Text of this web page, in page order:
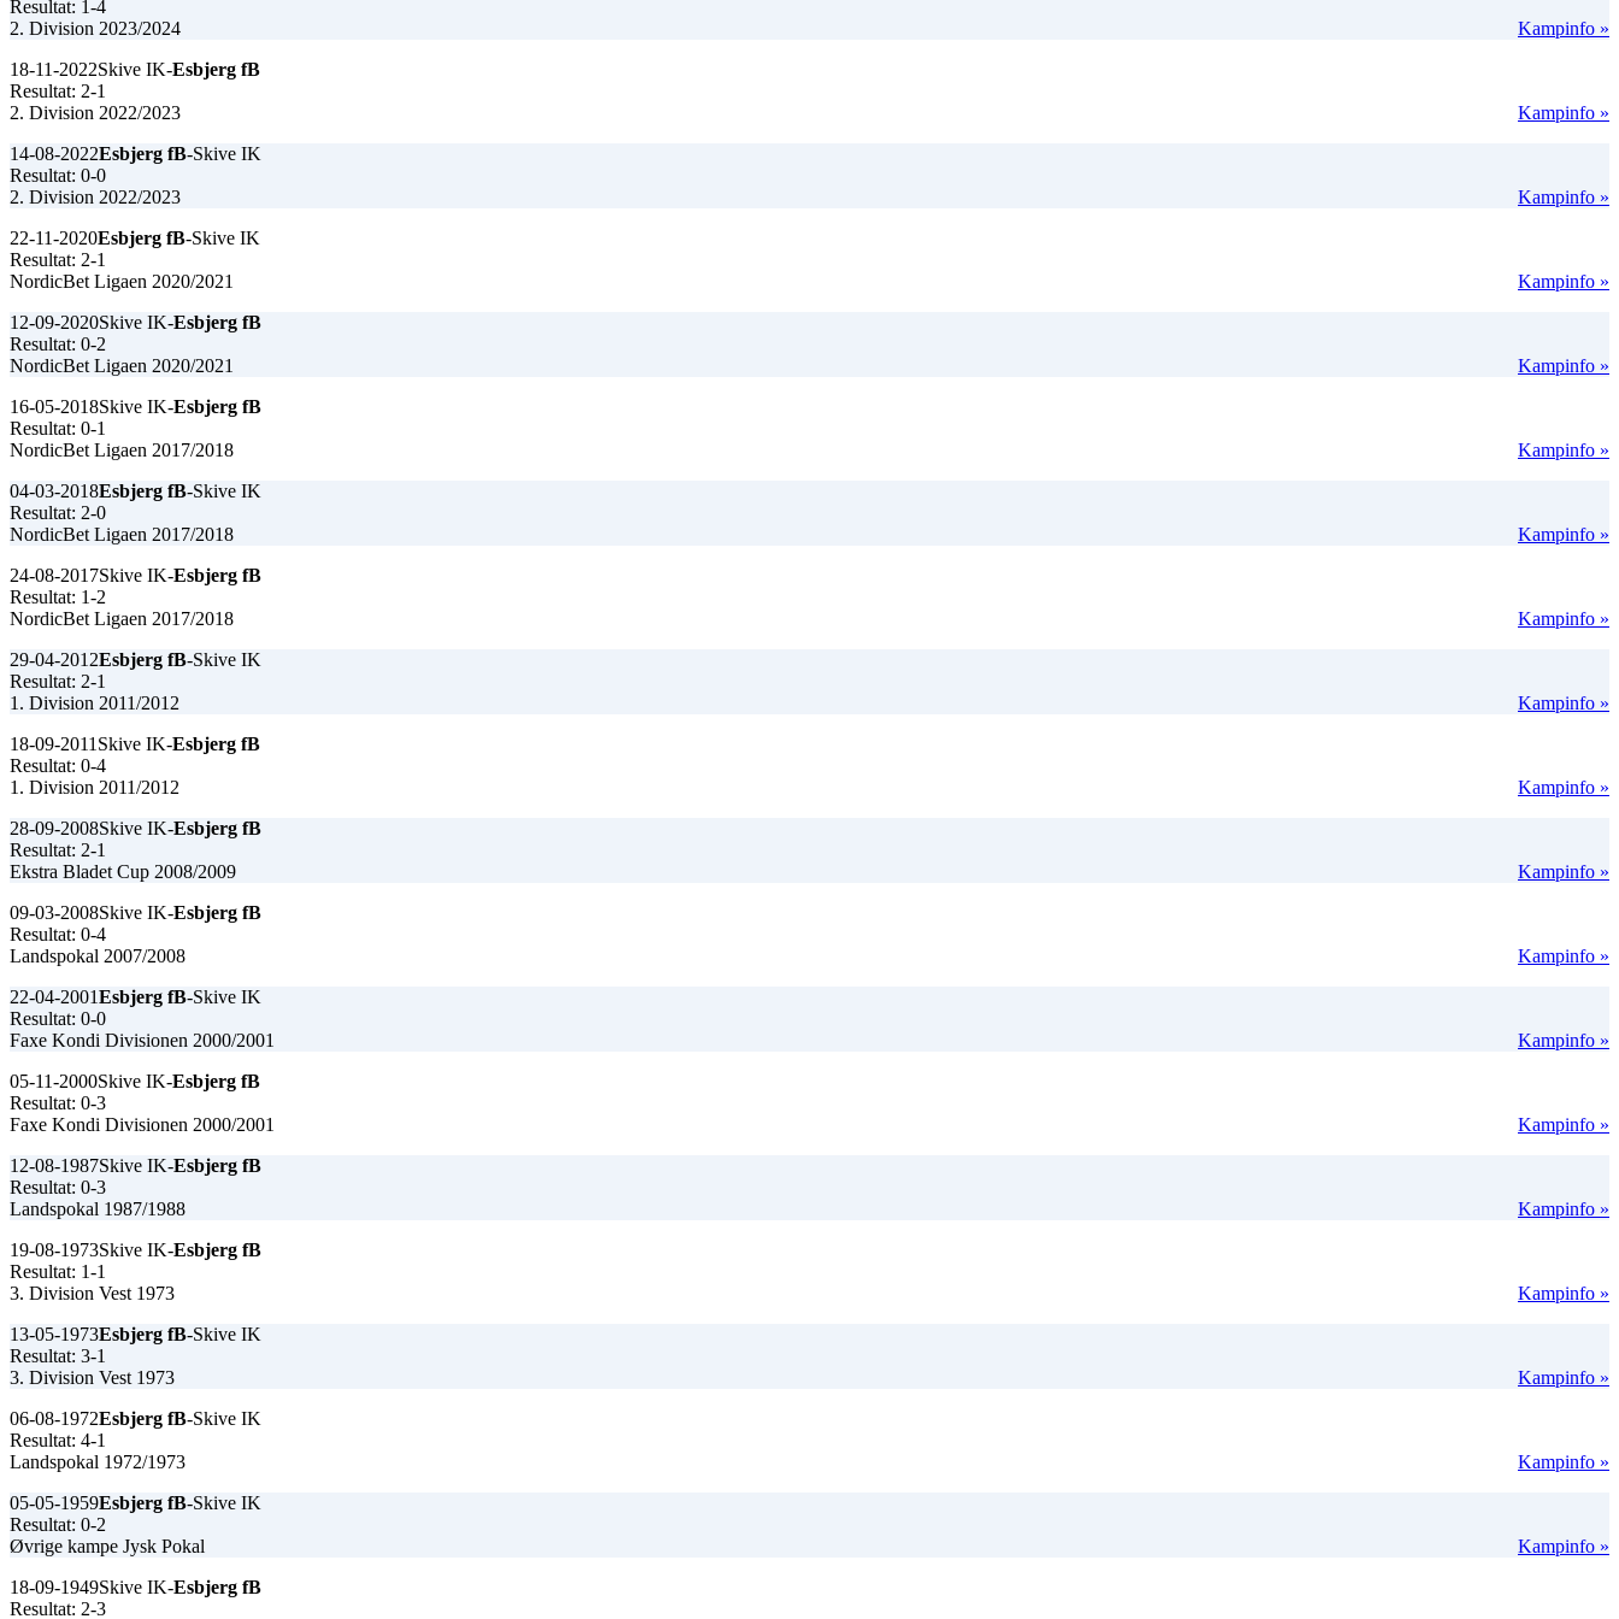
Resultat: 1-4
2. Division 2023/2024
Kampinfo »
18-11-2022Skive IK-Esbjerg fB
Resultat: 2-1
2. Division 2022/2023
Kampinfo »
14-08-2022Esbjerg fB-Skive IK
Resultat: 0-0
2. Division 2022/2023
Kampinfo »
22-11-2020Esbjerg fB-Skive IK
Resultat: 2-1
NordicBet Ligaen 2020/2021
Kampinfo »
12-09-2020Skive IK-Esbjerg fB
Resultat: 0-2
NordicBet Ligaen 2020/2021
Kampinfo »
16-05-2018Skive IK-Esbjerg fB
Resultat: 0-1
NordicBet Ligaen 2017/2018
Kampinfo »
04-03-2018Esbjerg fB-Skive IK
Resultat: 2-0
NordicBet Ligaen 2017/2018
Kampinfo »
24-08-2017Skive IK-Esbjerg fB
Resultat: 1-2
NordicBet Ligaen 2017/2018
Kampinfo »
29-04-2012Esbjerg fB-Skive IK
Resultat: 2-1
1. Division 2011/2012
Kampinfo »
18-09-2011 Skive IK-Esbjerg fB
Resultat: 0-4
1. Division 2011/2012
Kampinfo »
28-09-2008Skive IK-Esbjerg fB
Resultat: 2-1
Ekstra Bladet Cup 2008/2009
Kampinfo »
09-03-2008Skive IK-Esbjerg fB
Resultat: 0-4
Landspokal 2007/2008
Kampinfo »
22-04-2001Esbjerg fB-Skive IK
Resultat: 0-0
Faxe Kondi Divisionen 2000/2001
Kampinfo »
05-11-2000Skive IK-Esbjerg fB
Resultat: 0-3
Faxe Kondi Divisionen 2000/2001
Kampinfo »
12-08-1987Skive IK-Esbjerg fB
Resultat: 0-3
Landspokal 1987/1988
Kampinfo »
19-08-1973Skive IK-Esbjerg fB
Resultat: 1-1
3. Division Vest 1973
Kampinfo »
13-05-1973Esbjerg fB-Skive IK
Resultat: 3-1
3. Division Vest 1973
Kampinfo »
06-08-1972Esbjerg fB-Skive IK
Resultat: 4-1
Landspokal 1972/1973
Kampinfo »
05-05-1959Esbjerg fB-Skive IK
Resultat: 0-2
Øvrige kampe Jysk Pokal
Kampinfo »
18-09-1949Skive IK-Esbjerg fB
Resultat: 2-3